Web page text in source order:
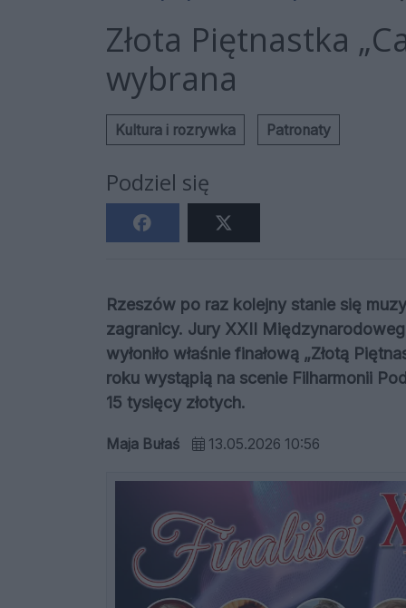
Złota Piętnastka
wybrana
Kultura i rozrywka Patronaty
Podziel się
Rzeszów po raz kolejny stanie się
zagranicy. Jury XXII
wyłoniło właśnie finałową „Złotą
roku wystąpią na scenie Filharmonii
15 tysięcy złotych.
Maja Bułaś 13.05.2026 10:56